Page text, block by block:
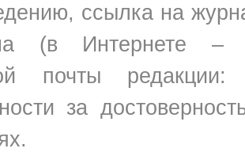
ссылка на
(в Интернете
почты
за